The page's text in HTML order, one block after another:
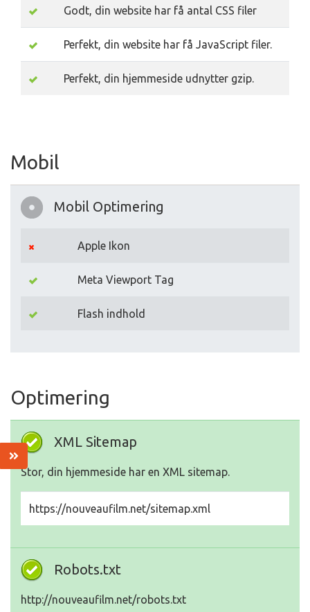
Godt, din website har få antal CSS filer
Perfekt, din website har få JavaScript filer.
Perfekt, din hjemmeside udnytter gzip.
Mobil
Mobil Optimering
Apple Ikon
Meta Viewport Tag
Flash indhold
Optimering
XML Sitemap
Stor, din hjemmeside har en XML sitemap.
https://nouveaufilm.net/sitemap.xml
Robots.txt
http://nouveaufilm.net/robots.txt